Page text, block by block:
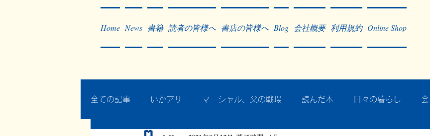
Home News 書籍 読者の皆様へ 書店の皆様へ Blog 会社概要 利用規約 Online Shop
全ての記事 いかアサ マーシャル、父の戦場 読んだ本 日々の暮らし